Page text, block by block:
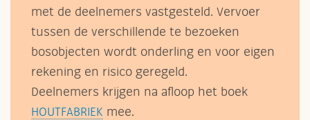
met de deelnemers vastgesteld. Vervoer
tussen de verschillende te bezoeken
bosobjecten wordt onderling en voor eigen
rekening en risico geregeld.
Deelnemers krijgen na afloop het boek
HOUTFABRIEK mee.